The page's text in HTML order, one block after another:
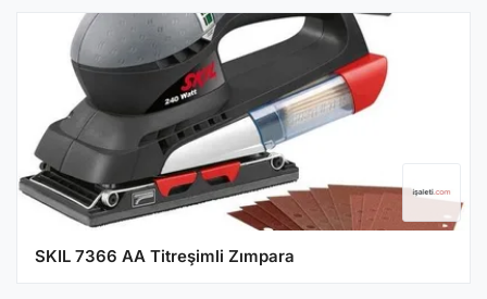
SKIL 7366 AA Titreşimli Zımpara